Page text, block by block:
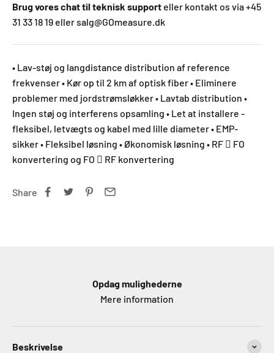
Brug vores chat til teknisk support eller kontakt os via +45
31 33 18 19 eller salg@GOmeasure.dk
• Lav-støj og langdistance distribution af reference
frekvenser • Kør op til 2 km af optisk fiber • Eliminere
problemer med jordstrømsløkker • Lavtab distribution •
Ingen støj og interferens opsamling • Let at installere -
fleksibel, letvægts og kabel med lille diameter • EMP-
sikker • Fleksibel løsning • Økonomisk løsning • RF  FO
konvertering og FO  RF konvertering
Share
Opdag mulighederne
Mere information
Beskrivelse